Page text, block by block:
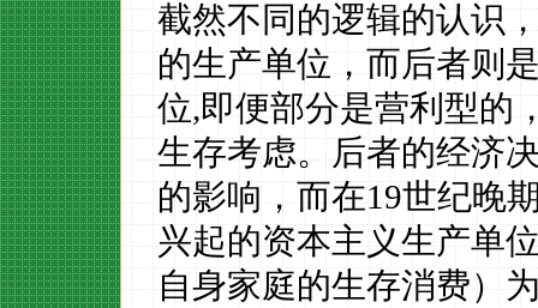
截然不同的逻辑的认识
的生产单位，而后者则
位,即便部分是营利型的
生存考虑。后者的经济
的影响，而在19世纪晚
兴起的资本主义生产单
自身家庭的生存消费）